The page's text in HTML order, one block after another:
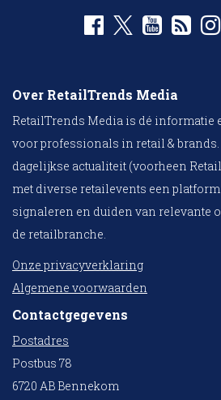
Over RetailTrends Media
RetailTrends Media is dé informatie
voor professionals in retail &
dagelijkse actualiteit (voorheen
met diverse retailevents een
signaleren en duiden van relevante
de retailbranche.
Onze privacyverklaring
Algemene voorwaarden
Contactgegevens
Postadres
Postbus 78
6720 AB Bennekom